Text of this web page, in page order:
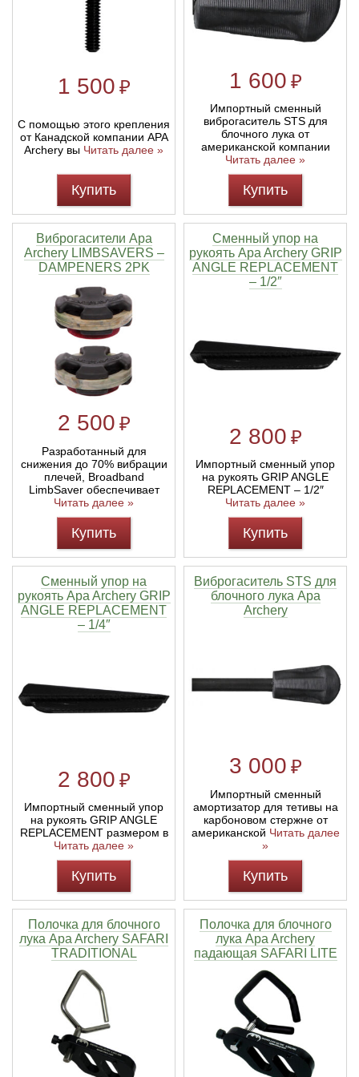
1 500 ₽
С помощью этого крепления
от Канадской компании APA
Archery вы Читать далее »
Купить
1 600 ₽
Импортный сменный
виброгаситель STS для
блочного лука от
американской компании
Читать далее »
Купить
Виброгасители Apa
Archery LIMBSAVERS –
DAMPENERS 2PK
2 500 ₽
Разработанный для
снижения до 70% вибрации
плечей, Broadband
LimbSaver обеспечивает
Читать далее »
Купить
Сменный упор на
рукоять Apa Archery GRIP
ANGLE REPLACEMENT
– 1/2″
2 800 ₽
Импортный сменный упор
на рукоять GRIP ANGLE
REPLACEMENT – 1/2″
Читать далее »
Купить
Сменный упор на
рукоять Apa Archery GRIP
ANGLE REPLACEMENT
– 1/4″
2 800 ₽
Импортный сменный упор
на рукоять GRIP ANGLE
REPLACEMENT размером в
Читать далее »
Купить
Виброгаситель STS для
блочного лука Apa
Archery
3 000 ₽
Импортный сменный
амортизатор для тетивы на
карбоновом стержне от
американской Читать далее
»
Купить
Полочка для блочного
лука Apa Archery SAFARI
TRADITIONAL
Полочка для блочного
лука Apa Archery
падающая SAFARI LITE
Линейки для настройки лука
Полочки для лука
Кликеры для лука
Плунжеры для лука
Киссеры для лука
Охотничьи ножи
Ножи складные